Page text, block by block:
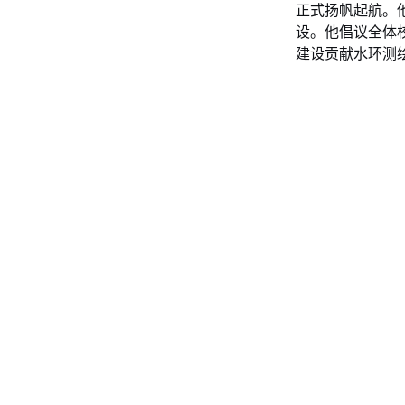
正式扬帆起航。
设。他倡议全体
建设贡献水环测